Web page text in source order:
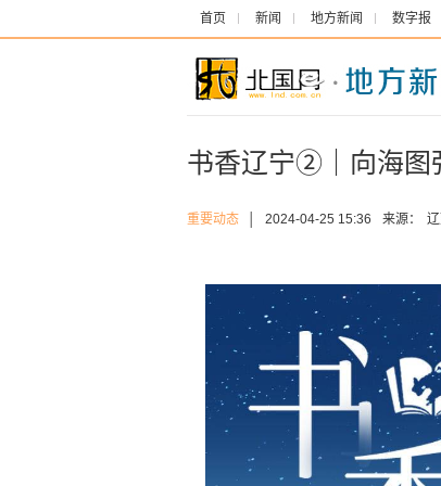
首页 新闻 地方新闻 数字报
书香辽宁②｜向海图
重要动态 2024-04-25 15:36 来源：